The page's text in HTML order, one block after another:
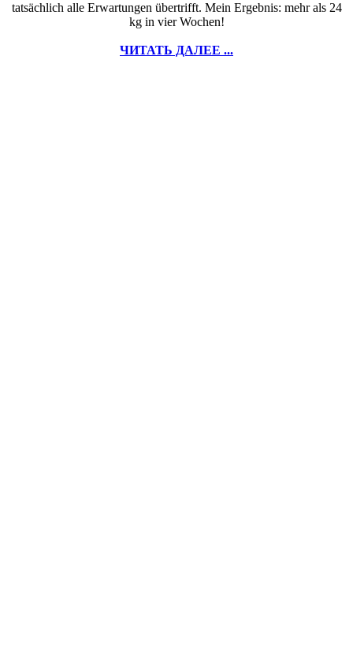
tatsächlich alle Erwartungen übertrifft. Mein Ergebnis: mehr als 24
kg in vier Wochen!
ЧИТАТЬ ДАЛЕЕ ...